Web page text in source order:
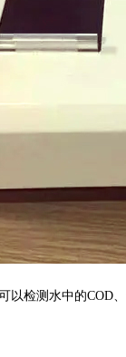
检测水中的